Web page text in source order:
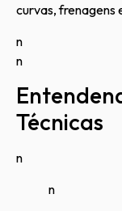
curvas, frenagens
n
n
Técnicas
n
n